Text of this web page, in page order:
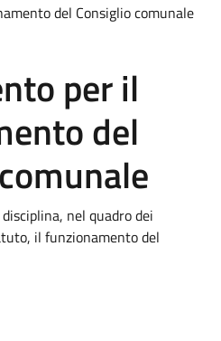
del Consiglio comunale
per il
del
nel quadro dei
il funzionamento del